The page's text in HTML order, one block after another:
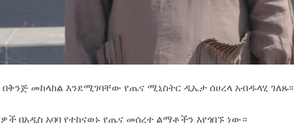
መከላከል እንደሚገባቸው የጤና ሚኒስትር ዲኤታ ሰሀረላ አብዱላሂ ገለጹ፡፡
በአዲስ አባባ የተከናወኑ የጤና መሰረተ ልማቶችን እየጎበኙ ነው።